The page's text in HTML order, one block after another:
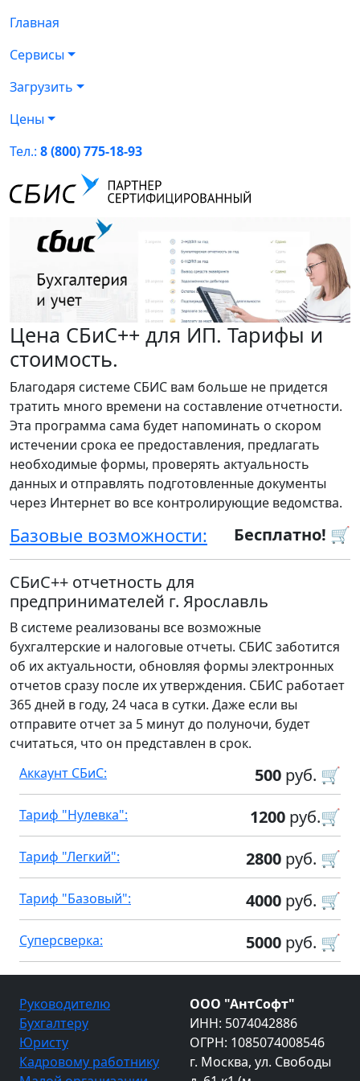
Главная
Сервисы
Загрузить
Цены
Тел.: 8 (800) 775-18-93
Цена СБиС++ для ИП. Тарифы и
стоимость.
Благодаря системе СБИС вам больше не придется
тратить много времени на составление отчетности.
Эта программа сама будет напоминать о скором
истечении срока ее предоставления, предлагать
необходимые формы, проверять актуальность
данных и отправлять подготовленные документы
через Интернет во все контролирующие ведомства.
Бесплатно! 🛒
Базовые возможности:
СБиС++ отчетность для
предпринимателей г. Ярославль
В системе реализованы все возможные
бухгалтерские и налоговые отчеты. СБИС заботится
об их актуальности, обновляя формы электронных
отчетов сразу после их утверждения. СБИС работает
365 дней в году, 24 часа в сутки. Даже если вы
отправите отчет за 5 минут до полуночи, будет
считаться, что он представлен в срок.
500 руб. 🛒
Аккаунт СБиС:
1200 руб.🛒
Тариф "Нулевка":
2800 руб. 🛒
Тариф "Легкий":
4000 руб. 🛒
Тариф "Базовый":
5000 руб. 🛒
Суперсверка:
Руководителю
Бухгалтеру
Юристу
Кадровому работнику
ООО "АнтСофт"
ИНН: 5074042886
ОГРН: 1085074008546
г. Москва, ул. Свободы